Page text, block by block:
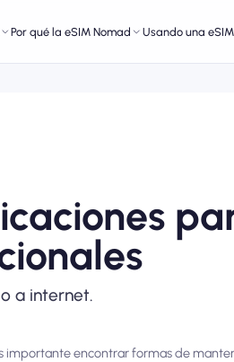
Por qué la eSIM Nomad Usando una eSIM
a internet.
importante encontrar formas de